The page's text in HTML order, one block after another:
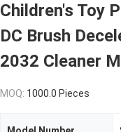
Children's Toy
DC Brush
2032 Cleaner
MOQ: 1000.0 Pieces